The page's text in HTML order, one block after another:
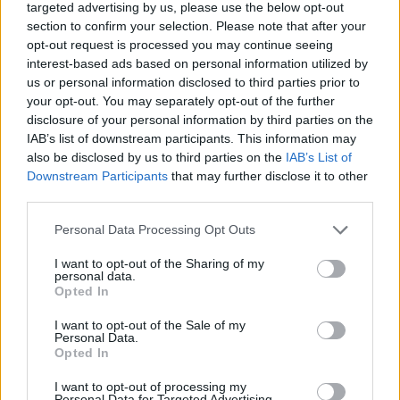
targeted advertising by us, please use the below opt-out
section to confirm your selection. Please note that after your
opt-out request is processed you may continue seeing
interest-based ads based on personal information utilized by
us or personal information disclosed to third parties prior to
your opt-out. You may separately opt-out of the further
disclosure of your personal information by third parties on the
IAB’s list of downstream participants. This information may
also be disclosed by us to third parties on the IAB’s List of
Downstream Participants that may further disclose it to other
Please note that this website/app uses one or more Google
not limited to your visit or usage behaviour. You may click to
grant or deny consent to Google and its third-party tags to
use your data for below specified purposes in below Google
consent section.
Personal Data Processing Opt Outs
I want to opt-out of the Sharing of my
personal data.
Opted In
I want to opt-out of the Sale of my
Personal Data.
Opted In
I want to opt-out of processing my
szerintük a címlap nem volt antiszemita,
csupán az ügy kapcsán felvetődő felelősség
kérdésének adott nyomatékot.
„Nem volt valami szép a Figyelő
címlapja, de antiszemita sem(…)
Néha hatékony a Mazsihisznek a
kifelé mutogatás, azt mondani,
hogy a támadás antiszemita volt,
de az esetek többségében
egyáltalán nem erről van szó”
– fogalmazott Olti Ferenc, korábbi elnökségi